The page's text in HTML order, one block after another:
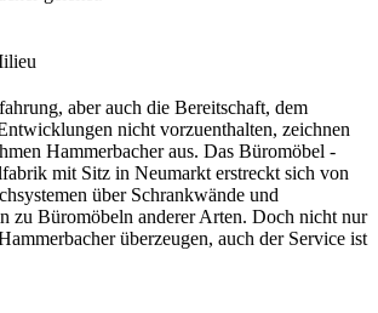
aber auch die Bereitschaft, dem
nicht vorzuenthalten, zeichnen
Hammerbacher aus. Das Büromöbel -
mit Sitz in Neumarkt erstreckt sich von
über Schrankwände und
zu Büromöbeln anderer Arten. Doch nicht nur
überzeugen, auch der Service ist